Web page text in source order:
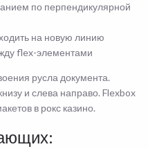
по перпендикулярной
на новую линию
flex-элементами
русла документа.
и слева направо. Flexbox
в рокс казино.